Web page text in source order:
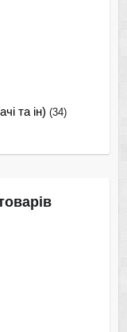
та ін) (34)